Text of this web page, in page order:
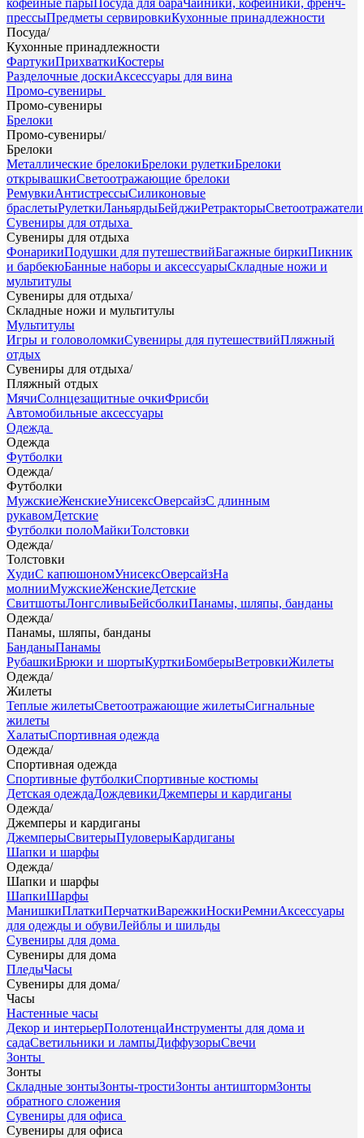
кофейные парыПосуда для бараЧайники, кофейники, френч-
прессыПредметы сервировкиКухонные принадлежности
Посуда/
Кухонные принадлежности
ФартукиПрихваткиКостеры
Разделочные доскиАксессуары для вина
Промо-сувениры
Промо-сувениры
Брелоки
Промо-сувениры/
Брелоки
Металлические брелокиБрелоки рулеткиБрелоки
открывашкиСветоотражающие брелоки
РемувкиАнтистрессыСиликоновые
браслетыРулеткиЛаньярдыБейджиРетракторыСветоотражатели
Сувениры для отдыха
Сувениры для отдыха
ФонарикиПодушки для путешествийБагажные биркиПикник
и барбекюБанные наборы и аксессуарыСкладные ножи и
мультитулы
Сувениры для отдыха/
Складные ножи и мультитулы
Мультитулы
Игры и головоломкиСувениры для путешествийПляжный
отдых
Сувениры для отдыха/
Пляжный отдых
МячиСолнцезащитные очкиФрисби
Автомобильные аксессуары
Одежда
Одежда
Футболки
Одежда/
Футболки
МужскиеЖенскиеУнисексОверсайзС длинным
рукавомДетские
Футболки полоМайкиТолстовки
Одежда/
Толстовки
ХудиС капюшономУнисексОверсайзНа
молнииМужскиеЖенскиеДетские
СвитшотыЛонгсливыБейсболкиПанамы, шляпы, банданы
Одежда/
Панамы, шляпы, банданы
БанданыПанамы
РубашкиБрюки и шортыКурткиБомберыВетровкиЖилеты
Одежда/
Жилеты
Теплые жилетыСветоотражающие жилетыСигнальные
жилеты
ХалатыСпортивная одежда
Одежда/
Спортивная одежда
Спортивные футболкиСпортивные костюмы
Детская одеждаДождевикиДжемперы и кардиганы
Одежда/
Джемперы и кардиганы
ДжемперыСвитерыПуловерыКардиганы
Шапки и шарфы
Одежда/
Шапки и шарфы
ШапкиШарфы
МанишкиПлаткиПерчаткиВарежкиНоскиРемниАксессуары
для одежды и обувиЛейблы и шильды
Сувениры для дома
Сувениры для дома
ПледыЧасы
Сувениры для дома/
Часы
Настенные часы
Декор и интерьерПолотенцаИнструменты для дома и
садаСветильники и лампыДиффузорыСвечи
Зонты
Зонты
Складные зонтыЗонты-тростиЗонты антиштормЗонты
обратного сложения
Сувениры для офиса
Сувениры для офиса